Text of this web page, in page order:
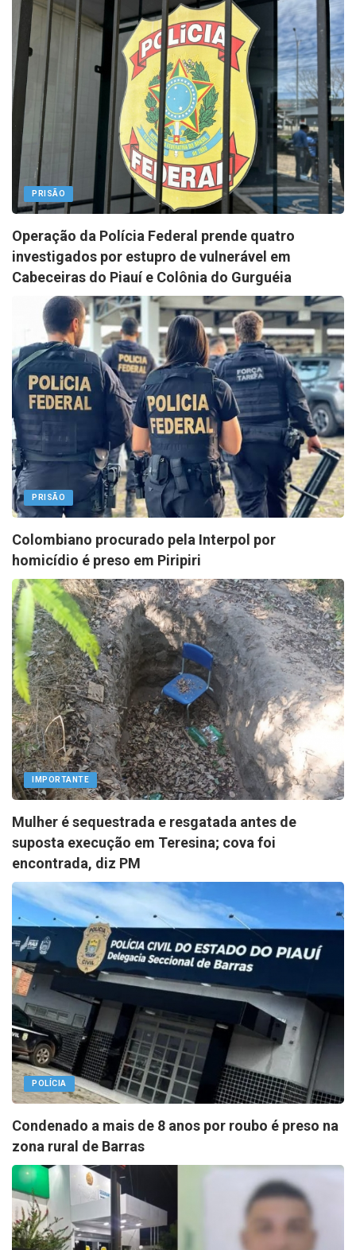
PRISÃO
Operação da Polícia Federal prende quatro
investigados por estupro de vulnerável em
Cabeceiras do Piauí e Colônia do Gurguéia
PRISÃO
Colombiano procurado pela Interpol por
homicídio é preso em Piripiri
IMPORTANTE
Mulher é sequestrada e resgatada antes de
suposta execução em Teresina; cova foi
encontrada, diz PM
POLÍCIA
Condenado a mais de 8 anos por roubo é preso na
zona rural de Barras